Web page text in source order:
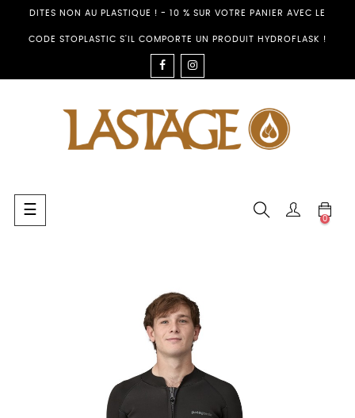
DITES NON AU PLASTIQUE ! - 10 % SUR VOTRE PANIER AVEC LE
CODE STOPLASTIC S'IL COMPORTE UN PRODUIT HYDROFLASK !
FACEBOOK
Toggle
navigation
☰
0